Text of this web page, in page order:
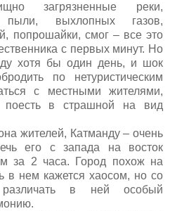
загрязненные реки,
пыли, выхлопных газов,
попрошайки, смог – все это
с первых минут. Но
хотя бы один день, и шок
по нетуристическим
с местными жителями,
поесть в страшной на вид
жителей, Катманду – очень
его с запада на восток
за 2 часа. Город похож на
в нем кажется хаосом, но со
в ней особый